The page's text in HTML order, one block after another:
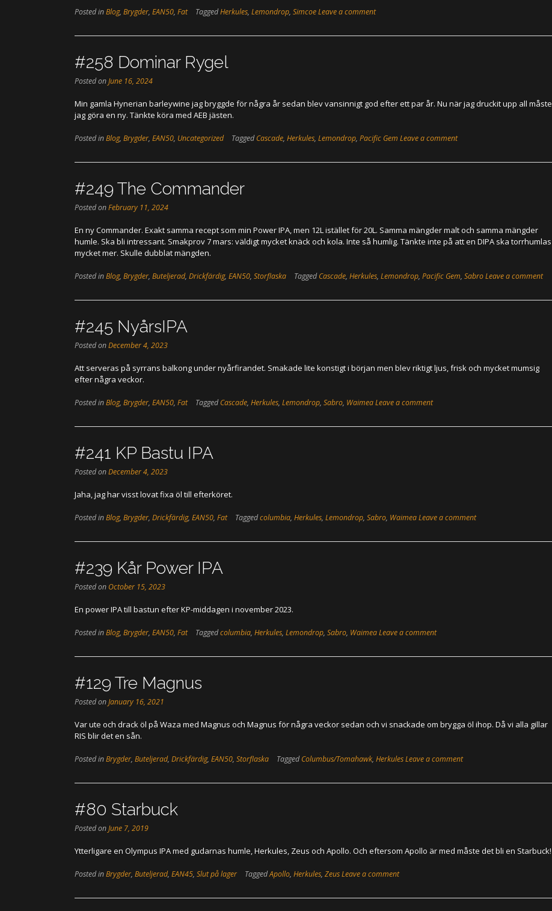
Posted inBlog, Brygder, EAN50, Fat TaggedHerkules, Lemondrop, SimcoeLeave a comment
#258 Dominar Rygel
Posted onJune 16, 2024
Min gamla Hynerian barleywine jag bryggde för några år sedan blev vansinnigt god efter ett par år. Nu när jag druckit upp all måste
jag göra en ny. Tänkte köra med AEB jästen.
Posted inBlog, Brygder, EAN50, Uncategorized TaggedCascade, Herkules, Lemondrop, Pacific Gem Leave a comment
#249 The Commander
Posted onFebruary 11, 2024
En ny Commander. Exakt samma recept som min Power IPA, men 12L istället för 20L. Samma mängder malt och samma mängder
humle. Ska bli intressant. Smakprov 7 mars: väldigt mycket knäck och kola. Inte så humlig. Tänkte inte på att en DIPA ska torrhumlas
mycket mer. Skulle dubblat mängden.
Posted inBlog, Brygder, Buteljerad, Drickfärdig, EAN50, Storflaska TaggedCascade, Herkules, Lemondrop, Pacific Gem, SabroLeave a comment
#245 NyårsIPA
Posted onDecember 4, 2023
Att serveras på syrrans balkong under nyårfirandet. Smakade lite konstigt i början men blev riktigt ljus, frisk och mycket mumsig
efter några veckor.
Posted inBlog, Brygder, EAN50, Fat TaggedCascade, Herkules, Lemondrop, Sabro, WaimeaLeave a comment
#241 KP Bastu IPA
Posted onDecember 4, 2023
Jaha, jag har visst lovat fixa öl till efterköret.
Posted inBlog, Brygder, Drickfärdig, EAN50, Fat Taggedcolumbia, Herkules, Lemondrop, Sabro, WaimeaLeave a comment
#239 Kår Power IPA
Posted on October 15, 2023
En power IPA till bastun efter KP-middagen i november 2023.
Posted inBlog, Brygder, EAN50, Fat Taggedcolumbia, Herkules, Lemondrop, Sabro, WaimeaLeave a comment
#129 Tre Magnus
Posted onJanuary 16, 2021
Var ute och drack öl på Waza med Magnus och Magnus för några veckor sedan och vi snackade om brygga öl ihop. Då vi alla gillar
RIS blir det en sån.
Posted inBrygder, Buteljerad, Drickfärdig, EAN50, Storflaska TaggedColumbus/Tomahawk, HerkulesLeave a comment
#80 Starbuck
Posted onJune 7, 2019
Ytterligare en Olympus IPA med gudarnas humle, Herkules, Zeus och Apollo. Och eftersom Apollo är med måste det bli en Starbuck!
Posted inBrygder, Buteljerad, EAN45, Slut på lager TaggedApollo, Herkules, ZeusLeave a comment